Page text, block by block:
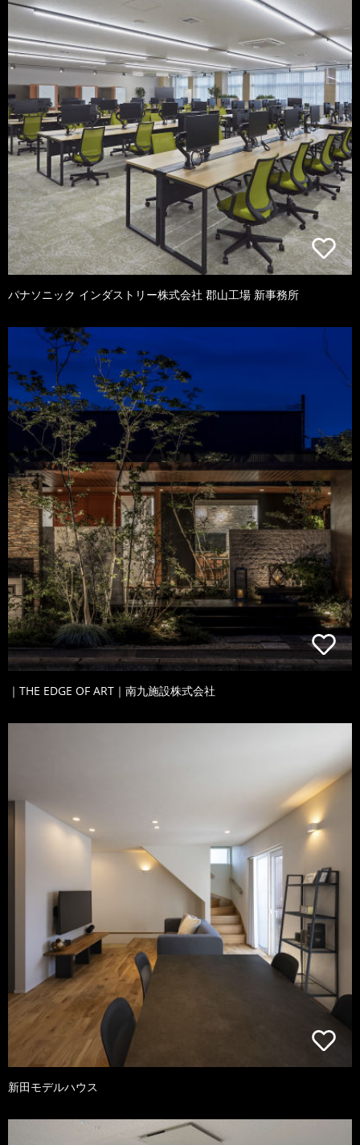
パナソニック インダストリー株式会社 郡山工場 新事務所
｜THE EDGE OF ART｜南九施設株式会社
新田モデルハウス